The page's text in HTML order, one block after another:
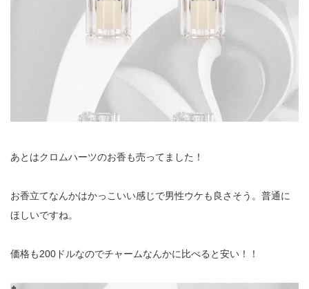
あとはクロムハーツのお香も売ってました！
お香立てなんかはかっこいい感じで男性ウケも良さそう。普通に
ほしいですね。
価格も200ドルなのでチャームなんかに比べると安い！！